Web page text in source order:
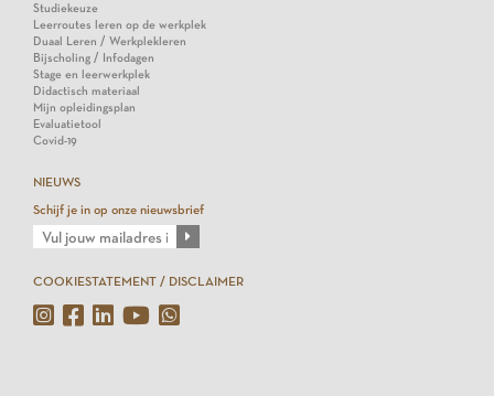
Studiekeuze
Leerroutes leren op de werkplek
Duaal Leren / Werkplekleren
Bijscholing / Infodagen
Stage en leerwerkplek
Didactisch materiaal
Mijn opleidingsplan
Evaluatietool
Covid-19
NIEUWS
Schijf je in op onze nieuwsbrief
COOKIESTATEMENT / DISCLAIMER